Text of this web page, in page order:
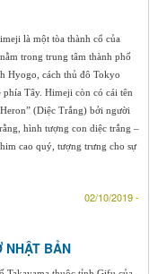
là một tòa thành cổ của
trong trung tâm thành phố
Hyogo, cách thủ đô Tokyo
phía Tây. Himeji còn có cái tên
(Diệc Trắng) bởi người
hình tượng con diệc trắng –
cao quý, tượng trưng cho sự
02/10/2019 -
NHẬT BẢN